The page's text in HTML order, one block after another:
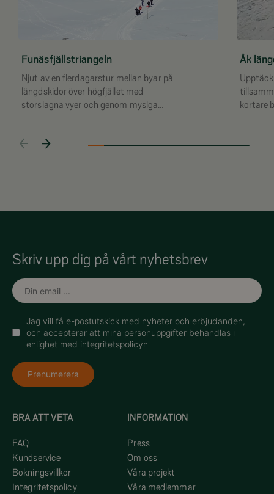
Funäsfjällstriangeln
Njut av en flerdagarstur mellan byar på
längdskidor över högfjället med
storslagna vyer och genom mysiga
Åk
kortare
Skriv upp dig på vårt nyhetsbrev
Jag vill få e-postutskick med nyheter och erbjudanden,
och accepterar att mina personuppgifter behandlas i
enlighet med integritetspolicyn
Prenumerera
BRA ATT VETA
FAQ
Kundservice
Bokningsvillkor
Integritetspolicy
INFORMATION
Press
Om oss
Våra projekt
Våra medlemmar